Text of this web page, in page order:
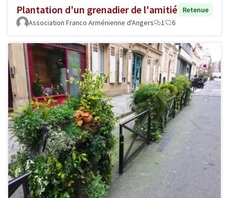
Plantation d'un grenadier de l'amitié
Retenue
Association Franco Arménienne d'Angers
1 6